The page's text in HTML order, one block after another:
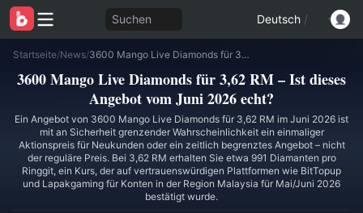
Suchen Deutsch /
Startseite/News/ 3600 Mango Live Diamonds für 3,62 RM – Ist dieses Angebot vom Juni 2026 echt?
3600 Mango Live Diamonds für 3,62 RM – Ist dieses
Angebot vom Juni 2026 echt?
Ein Angebot von 3600 Mango Live Diamonds für 3,62 RM im Juni 2026 ist
mit an Sicherheit grenzender Wahrscheinlichkeit ein einmaliger
Aktionspreis für Neukunden oder ein zeitlich begrenztes Angebot – nicht
der reguläre Preis. Bei 3,62 RM erhalten Sie etwa 991 Diamanten pro
Ringgit, ein Kurs, der auf vertrauenswürdigen Plattformen wie BitTopup
und Lapakgaming für Konten in der Region Malaysia für Mai/Juni 2026
bestätigt wurde.